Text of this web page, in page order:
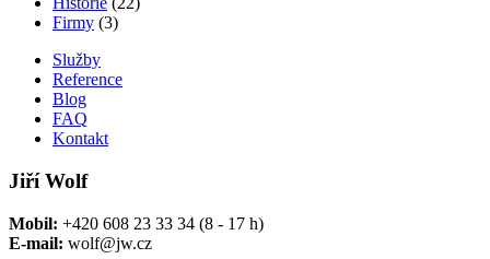
Firmy (3)
Služby
Reference
Blog
FAQ
Kontakt
Jiří Wolf
Mobil: +420 608 23 33 34 (8 - 17 h)
E-mail: wolf@jw.cz